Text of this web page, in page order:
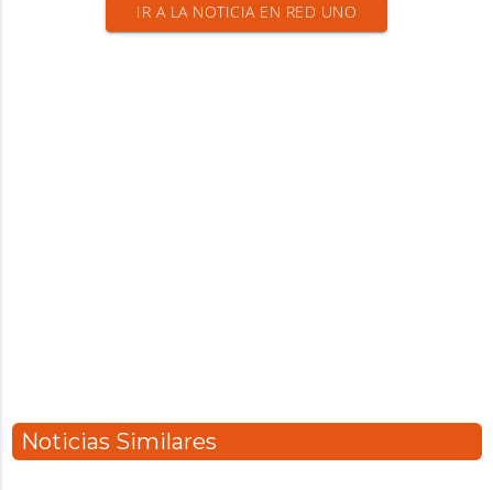
IR A LA NOTICIA EN RED UNO
Noticias Similares